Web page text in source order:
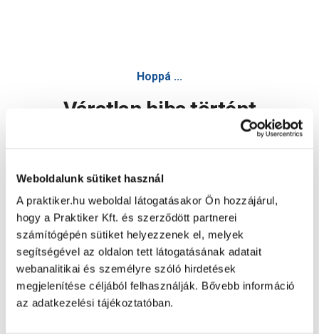
Weboldalunk sütiket használ
A praktiker.hu weboldal látogatásakor Ön hozzájárul,
hogy a Praktiker Kft. és szerződött partnerei
számítógépén sütiket helyezzenek el, melyek
segítségével az oldalon tett látogatásának adatait
webanalitikai és személyre szóló hirdetések
megjelenítése céljából felhasználják. Bővebb információ
az adatkezelési tájékoztatóban.
Hoppá ...
Váratlan hiba történt
Oldal újratöltése